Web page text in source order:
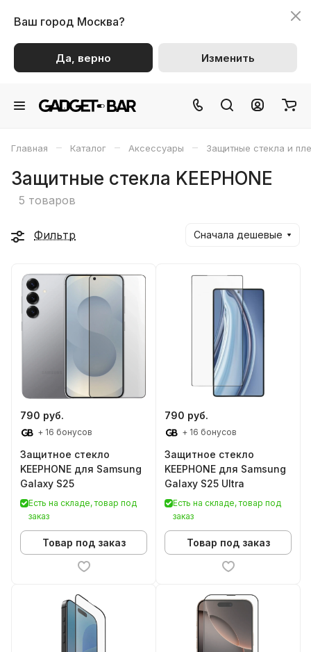
Ваш город Москва?
Да, верно Изменить
Главная – Каталог – Аксессуары – Защитные стекла и
Защитные стекла KEEPHONE
5 товаров
Фильтр Сначала дешевые
790 руб.
+ 16 бонусов
Защитное стекло
KEEPHONE для Samsung
Galaxy S25
Есть на складе, товар под
заказ
Товар под заказ
790 руб.
+ 16 бонусов
Защитное стекло
KEEPHONE для Samsung
Galaxy S25 Ultra
Есть на складе, товар под
заказ
Товар под заказ